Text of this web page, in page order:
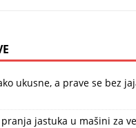
ukusne, a prave se bez
jastuka u mašini za